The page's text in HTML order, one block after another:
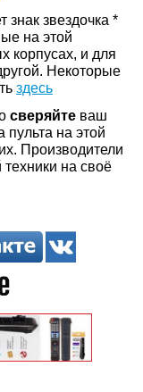
знак звездочка *
на этой
корпусах, и для
Некоторые
здесь
сверяйте ваш
пульта на этой
Производители
на своё